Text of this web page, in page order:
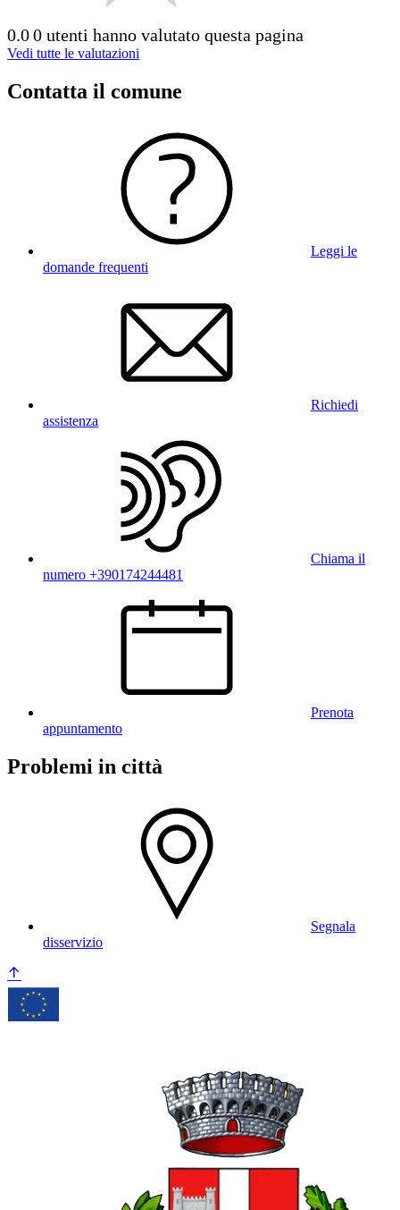
0.00 utenti hanno valutato questa pagina
Vedi tutte le valutazioni
Contatta il comune
Leggi le
domande frequenti
Richiedi
assistenza
Chiama il
numero +390174244481
Prenota
appuntamento
Problemi in città
Segnala
disservizio